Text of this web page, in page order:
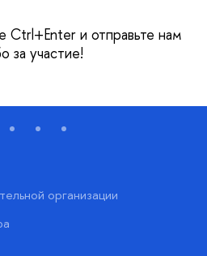
Ctrl+Enter и отправьте нам
за участие!
организации